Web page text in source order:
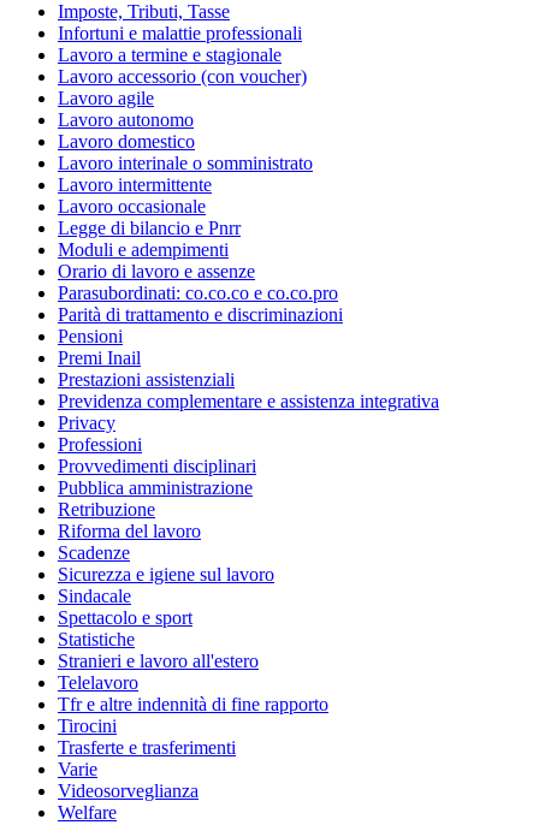
Imposte, Tributi, Tasse
Infortuni e malattie professionali
Lavoro a termine e stagionale
Lavoro accessorio (con voucher)
Lavoro agile
Lavoro autonomo
Lavoro domestico
Lavoro interinale o somministrato
Lavoro intermittente
Lavoro occasionale
Legge di bilancio e Pnrr
Moduli e adempimenti
Orario di lavoro e assenze
Parasubordinati: co.co.co e co.co.pro
Parità di trattamento e discriminazioni
Pensioni
Premi Inail
Prestazioni assistenziali
Previdenza complementare e assistenza integrativa
Privacy
Professioni
Provvedimenti disciplinari
Pubblica amministrazione
Retribuzione
Riforma del lavoro
Scadenze
Sicurezza e igiene sul lavoro
Sindacale
Spettacolo e sport
Statistiche
Stranieri e lavoro all'estero
Telelavoro
Tfr e altre indennità di fine rapporto
Tirocini
Trasferte e trasferimenti
Varie
Videosorveglianza
Welfare